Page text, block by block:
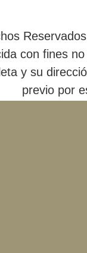
con fines
y su
previo por